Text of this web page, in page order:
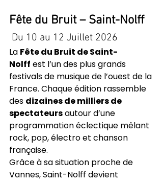
Fête du Bruit – Saint-Nolff
Du 10 au 12 Juillet 2026
La Fête du Bruit de Saint-
Nolff est l’un des plus grands
festivals de musique de l’ouest de la
France. Chaque édition rassemble
des dizaines de milliers de
spectateurs autour d’une
programmation éclectique mêlant
rock, pop, électro et chanson
française.
Grâce à sa situation proche de
Vannes, Saint-Nolff devient